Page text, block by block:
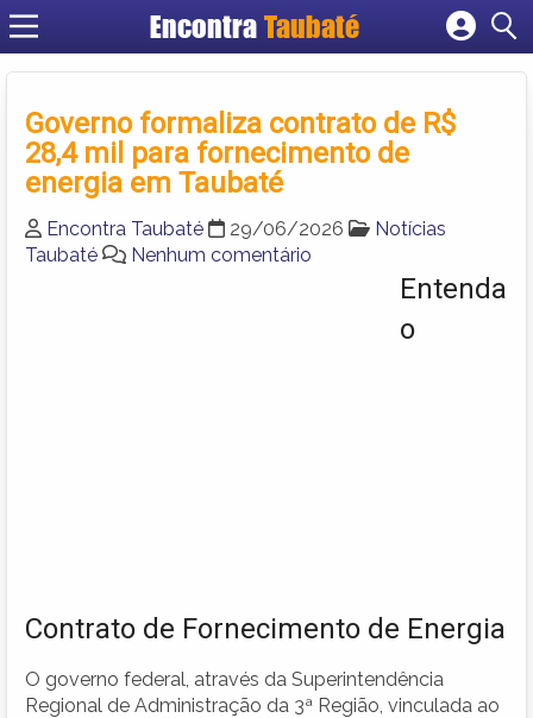
EncontraTaubaté
Cadastrar empresa
Criar conta
Governo formaliza contrato de R$
28,4 mil para fornecimento de
energia em Taubaté
Encontra Taubaté 29/06/2026
Notícias
Taubaté
Nenhum comentário
Entenda
o
Contrato de Fornecimento de Energia
O governo federal, através da Superintendência
Regional de Administração da 3ª Região, vinculada ao